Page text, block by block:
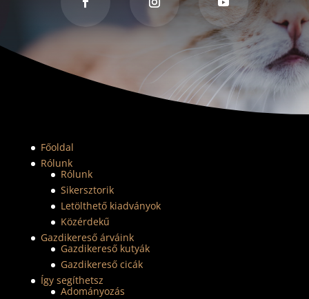
Főoldal
Rólunk
Rólunk
Sikersztorik
Letölthető kiadványok
Közérdekű
Gazdikereső árváink
Gazdikereső kutyák
Gazdikereső cicák
Így segíthetsz
Adományozás